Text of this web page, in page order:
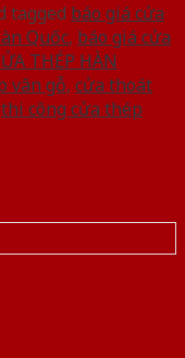
tagged báo giá cửa
Quốc, báo giá cửa
THÉP HÀN
vân gỗ, cửa thoát
thi công cửa thép